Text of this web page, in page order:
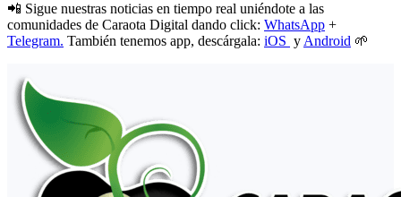
📲 Sigue nuestras noticias en tiempo real uniéndote a las
comunidades de Caraota Digital dando click: WhatsApp +
Telegram. También tenemos app, descárgala: iOS y Android 🌱